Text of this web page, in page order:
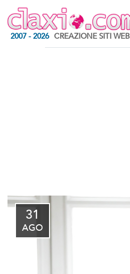
2007 - 2026 CREAZIONE SITI WEB
31
AGO